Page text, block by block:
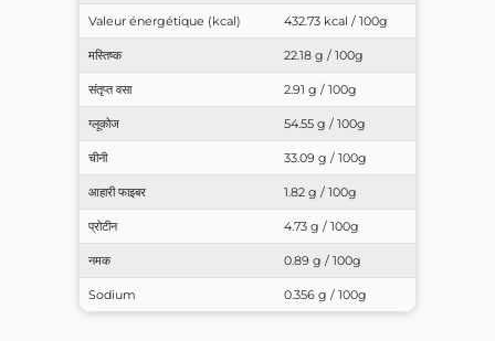
Valeur énergétique (kcal) 432.73 kcal / 100g
मस्तिष्क 22.18 g / 100g
संतृप्त वसा 2.91 g / 100g
ग्लूकोज 54.55 g / 100g
चीनी 33.09 g / 100g
आहारी फाइबर 1.82 g / 100g
प्रोटीन 4.73 g / 100g
नमक 0.89 g / 100g
Sodium 0.356 g / 100g